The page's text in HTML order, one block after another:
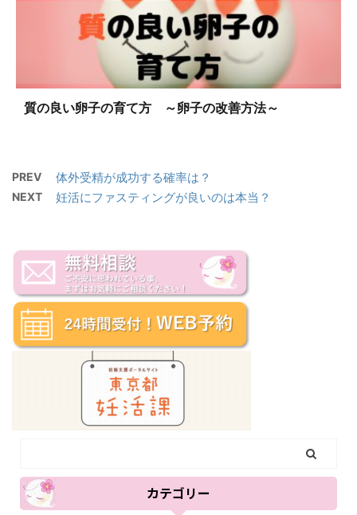
質の良い卵子の育て方 ～卵子の改善方法～
PREV 体外受精が成功する確率は？
NEXT 妊活にファスティングが良いのは本当？
カテゴリー